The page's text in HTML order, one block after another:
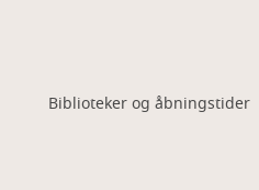
Biblioteker og åbningstider